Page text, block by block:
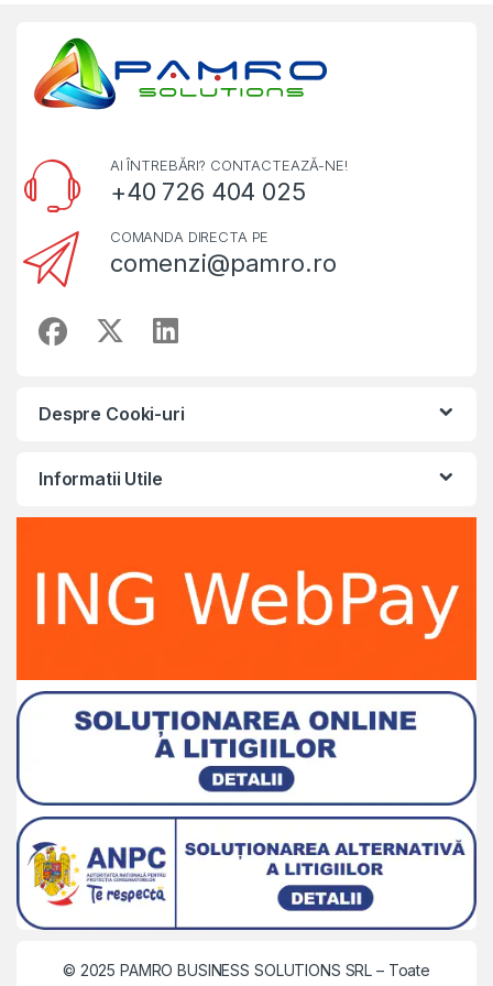
AI ÎNTREBĂRI? CONTACTEAZĂ-NE!
+40 726 404 025
COMANDA DIRECTA PE
comenzi@pamro.ro
Despre Cooki-uri
Informatii Utile
© 2025 PAMRO BUSINESS SOLUTIONS SRL – Toate